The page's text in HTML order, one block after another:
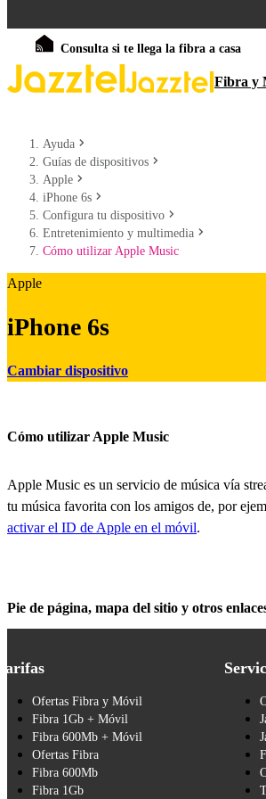
Consulta si te llega la fibra a casa
Fibra y
Ayuda
Guías de dispositivos
Apple
iPhone 6s
Configura tu dispositivo
Entretenimiento y multimedia
Cómo utilizar Apple Music
Apple
iPhone 6s
Cambiar dispositivo
Cómo utilizar Apple Music
Apple Music es un servicio de música vía
tu música favorita con los amigos de, por
activar el ID de Apple en el móvil.
Pie de página, mapa del sitio y otros
Ofertas Fibra y Móvil
Fibra 1Gb + Móvil
Fibra 600Mb + Móvil
Ofertas Fibra
Fibra 600Mb
Fibra 1Gb